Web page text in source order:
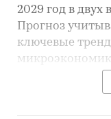
2029 год в двух
Прогноз
ключевые
Объем